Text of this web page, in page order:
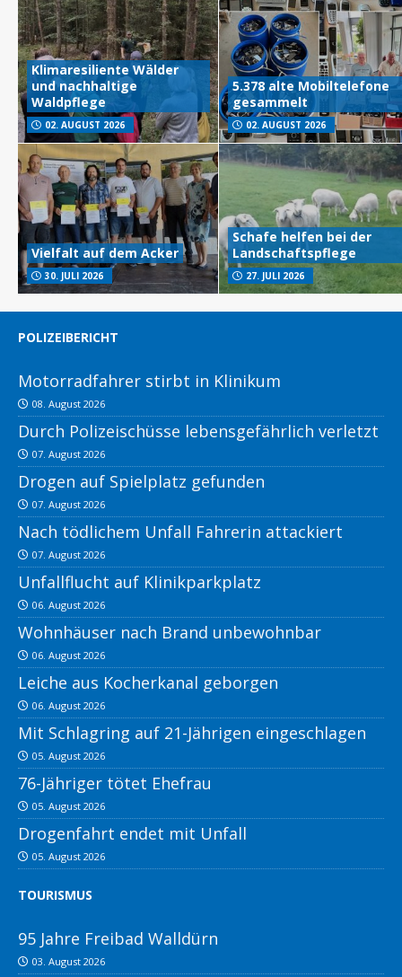
Klimaresiliente Wälder
und nachhaltige
Waldpflege
02. AUGUST 2026
5.378 alte Mobiltelefone
gesammelt
02. AUGUST 2026
Vielfalt auf dem Acker
30. JULI 2026
Schafe helfen bei der
Landschaftspflege
27. JULI 2026
POLIZEIBERICHT
Motorradfahrer stirbt in Klinikum
08. August 2026
Durch Polizeischüsse lebensgefährlich verletzt
07. August 2026
Drogen auf Spielplatz gefunden
07. August 2026
Nach tödlichem Unfall Fahrerin attackiert
07. August 2026
Unfallflucht auf Klinikparkplatz
06. August 2026
Wohnhäuser nach Brand unbewohnbar
06. August 2026
Leiche aus Kocherkanal geborgen
06. August 2026
Mit Schlagring auf 21-Jährigen eingeschlagen
05. August 2026
76-Jähriger tötet Ehefrau
05. August 2026
Drogenfahrt endet mit Unfall
05. August 2026
TOURISMUS
95 Jahre Freibad Walldürn
03. August 2026